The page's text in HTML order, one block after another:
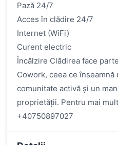
Pază 24/7
Acces în clădire 24/7
Internet (WiFi)
Curent electric
Încălzire Clădirea face
Cowork, ceea ce
comunitate activă și un
proprietății. Pentru mai
+40750897027